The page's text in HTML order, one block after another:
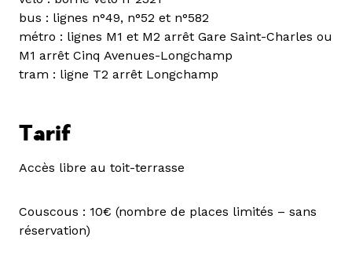
bus : lignes n°49, n°52 et n°582
métro : lignes M1 et M2 arrêt Gare Saint-Charles ou
M1 arrêt Cinq Avenues-Longchamp
tram : ligne T2 arrêt Longchamp
Tarif
Accès libre au toit-terrasse
Couscous : 10€ (nombre de places limités – sans
réservation)